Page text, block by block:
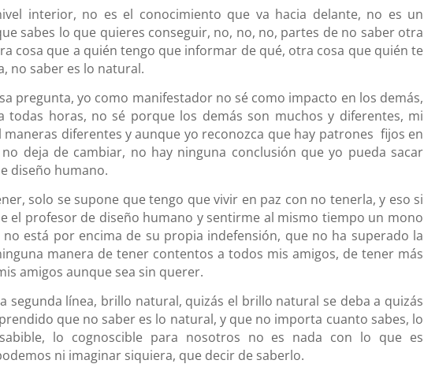
interior, no es el conocimiento que va hacia delante, no es un
sabes lo que quieres conseguir, no, no, no, partes de no saber otra
cosa que a quién tengo que informar de qué, otra cosa que quién te
no saber es lo natural.
pregunta, yo como manifestador no sé como impacto en los demás,
todas horas, no sé porque los demás son muchos y diferentes, mi
diferentes y aunque yo reconozca que hay patrones fijos en
deja de cambiar, no hay ninguna conclusión que yo pueda sacar
diseño humano.
solo se supone que tengo que vivir en paz con no tenerla, y eso si
el profesor de diseño humano y sentirme al mismo tiempo un mono
está por encima de su propia indefensión, que no ha superado la
manera de tener contentos a todos mis amigos, de tener más
amigos aunque sea sin querer.
segunda línea, brillo natural, quizás el brillo natural se deba a quizás
que no saber es lo natural, y que no importa cuanto sabes, lo
lo cognoscible para nosotros no es nada con lo que es
ni imaginar siquiera, que decir de saberlo.